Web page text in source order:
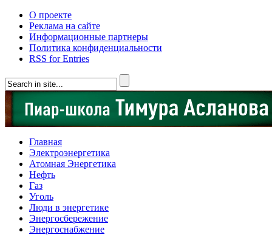
О проекте
Реклама на сайте
Информационные партнеры
Политика конфиденциальности
RSS for Entries
Главная
Электроэнергетика
Атомная Энергетика
Нефть
Газ
Уголь
Люди в энергетике
Энергосбережение
Энергоснабжение